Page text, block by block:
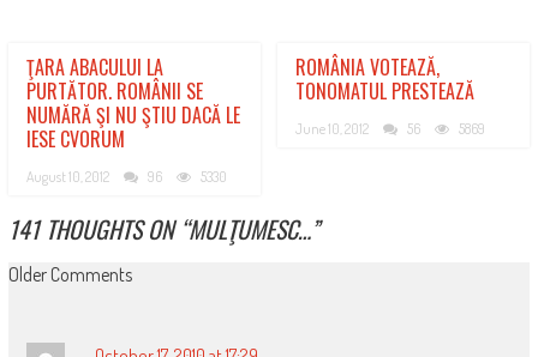
ŢARA ABACULUI LA
PURTĂTOR. ROMÂNII SE
NUMĂRĂ ŞI NU ŞTIU DACĂ LE
IESE CVORUM
August 10, 2012 96 5330
ROMÂNIA VOTEAZĂ,
TONOMATUL PRESTEAZĂ
June 10, 2012 56 5869
141 THOUGHTS ON “MULŢUMESC…”
COMMENT
Older Comments